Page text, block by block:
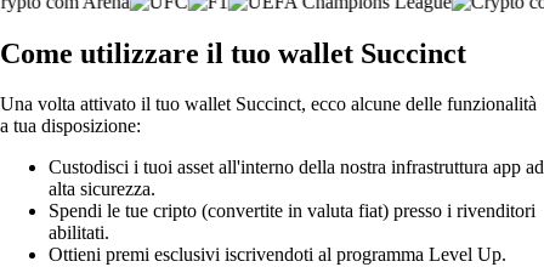
Come utilizzare il tuo wallet Succinct
Una volta attivato il tuo wallet Succinct, ecco alcune delle funzionalità
a tua disposizione:
Custodisci i tuoi asset all'interno della nostra infrastruttura app ad
alta sicurezza.
Spendi le tue cripto (convertite in valuta fiat) presso i rivenditori
abilitati.
Ottieni premi esclusivi iscrivendoti al programma Level Up.